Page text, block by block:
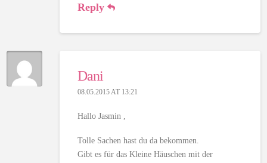
Reply
Dani
08.05.2015 AT 13:21
Hallo Jasmin ,
Tolle Sachen hast du da bekommen.
Gibt es für das Kleine Häuschen mit der